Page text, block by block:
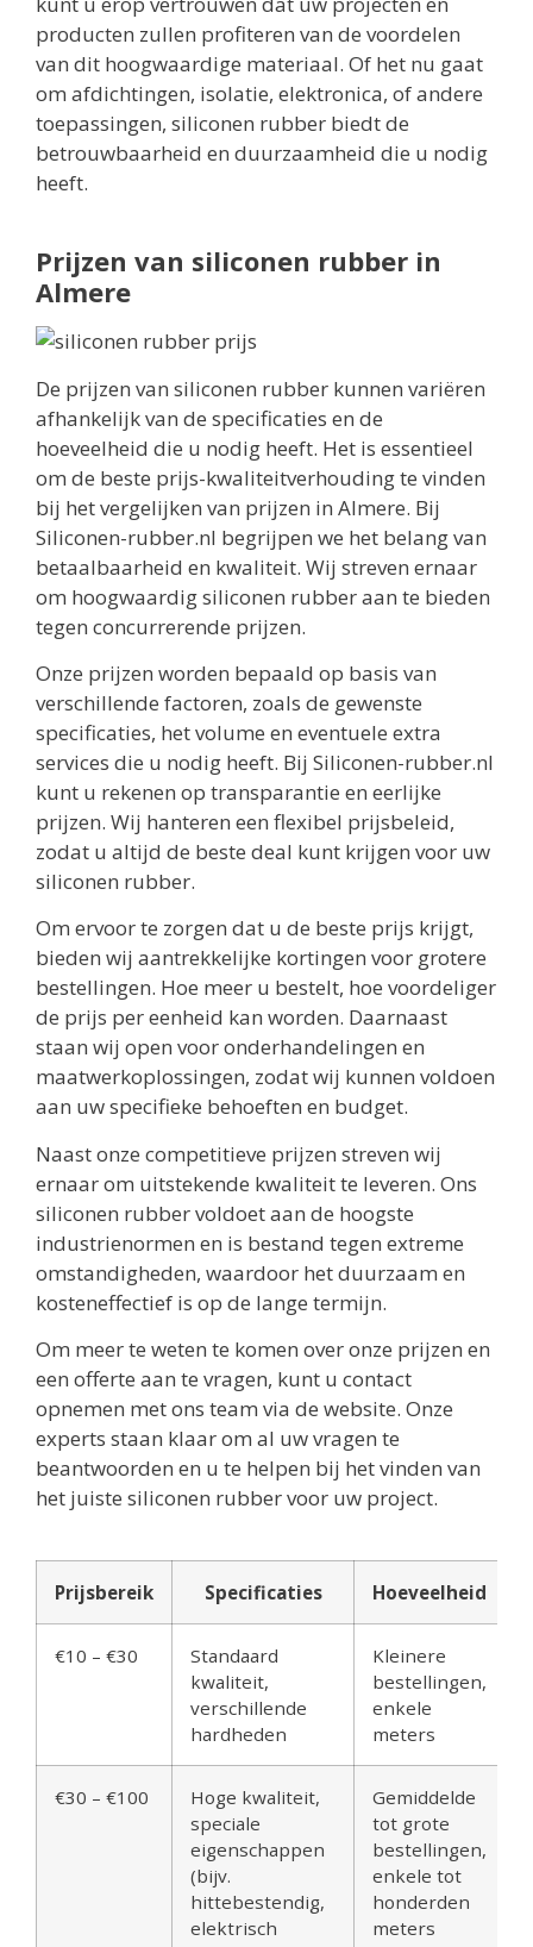
producten zullen profiteren van de voordelen
van dit hoogwaardige materiaal. Of het nu gaat
om afdichtingen, isolatie, elektronica, of andere
toepassingen, siliconen rubber biedt de
betrouwbaarheid en duurzaamheid die u nodig
heeft.
Prijzen van siliconen rubber in
Almere
De prijzen van siliconen rubber kunnen variëren
afhankelijk van de specificaties en de
hoeveelheid die u nodig heeft. Het is essentieel
om de beste prijs-kwaliteitverhouding te vinden
bij het vergelijken van prijzen in Almere. Bij
Siliconen-rubber.nl begrijpen we het belang van
betaalbaarheid en kwaliteit. Wij streven ernaar
om hoogwaardig siliconen rubber aan te bieden
tegen concurrerende prijzen.
Onze prijzen worden bepaald op basis van
verschillende factoren, zoals de gewenste
specificaties, het volume en eventuele extra
services die u nodig heeft. Bij Siliconen-rubber.nl
kunt u rekenen op transparantie en eerlijke
prijzen. Wij hanteren een flexibel prijsbeleid,
zodat u altijd de beste deal kunt krijgen voor uw
siliconen rubber.
Om ervoor te zorgen dat u de beste prijs krijgt,
bieden wij aantrekkelijke kortingen voor grotere
bestellingen. Hoe meer u bestelt, hoe voordeliger
de prijs per eenheid kan worden. Daarnaast
staan wij open voor onderhandelingen en
maatwerkoplossingen, zodat wij kunnen voldoen
aan uw specifieke behoeften en budget.
Naast onze competitieve prijzen streven wij
ernaar om uitstekende kwaliteit te leveren. Ons
siliconen rubber voldoet aan de hoogste
industrienormen en is bestand tegen extreme
omstandigheden, waardoor het duurzaam en
kosteneffectief is op de lange termijn.
Om meer te weten te komen over onze prijzen en
een offerte aan te vragen, kunt u contact
opnemen met ons team via de website. Onze
experts staan klaar om al uw vragen te
beantwoorden en u te helpen bij het vinden van
het juiste siliconen rubber voor uw project.
Prijsbereik Specificaties Hoeveelheid
€10 – €30
Standaard
kwaliteit,
verschillende
hardheden
Kleinere
bestellingen,
enkele
meters
€30 – €100
Hoge kwaliteit,
speciale
eigenschappen
(bijv.
hittebestendig,
elektrisch
Gemiddelde
tot grote
bestellingen,
enkele tot
honderden
meters